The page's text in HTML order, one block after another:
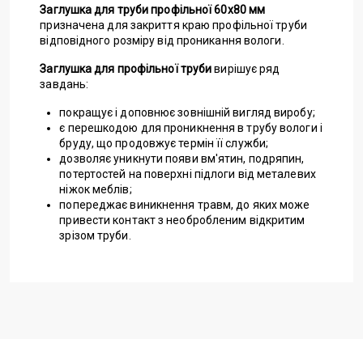
Заглушка для труби профільної 60х80 мм
призначена для закриття краю профільної труби
відповідного розміру від проникання вологи.
Заглушка для профільної трубивирішує ряд
завдань:
покращує і доповнює зовнішній вигляд виробу;
є перешкодою для проникнення в трубу вологи і
бруду, що продовжує термін її служби;
дозволяє уникнути появи вм'ятин, подряпин,
потертостей на поверхні підлоги від металевих
ніжок меблів;
попереджає виникнення травм, до яких може
привести контакт з необробленим відкритим
зрізом труби.